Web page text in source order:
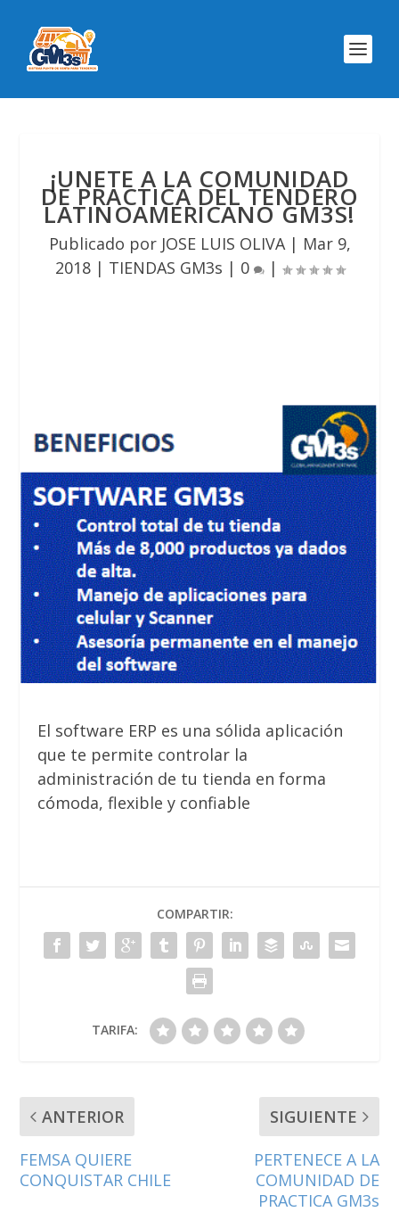
¡UNETE A LA COMUNIDAD
DE PRACTICA DEL TENDERO
LATINOAMERICANO GM3S!
Publicado por JOSE LUIS OLIVA| Mar 9,
2018| TIENDAS GM3s | 0 |
El software ERP es una sólida aplicación
que te permite controlar la
administración de tu tienda en forma
cómoda, flexible y confiable
COMPARTIR:
TARIFA:
ANTERIOR
FEMSA QUIERE
CONQUISTAR CHILE
SIGUIENTE
PERTENECE A LA
COMUNIDAD DE
PRACTICA GM3s